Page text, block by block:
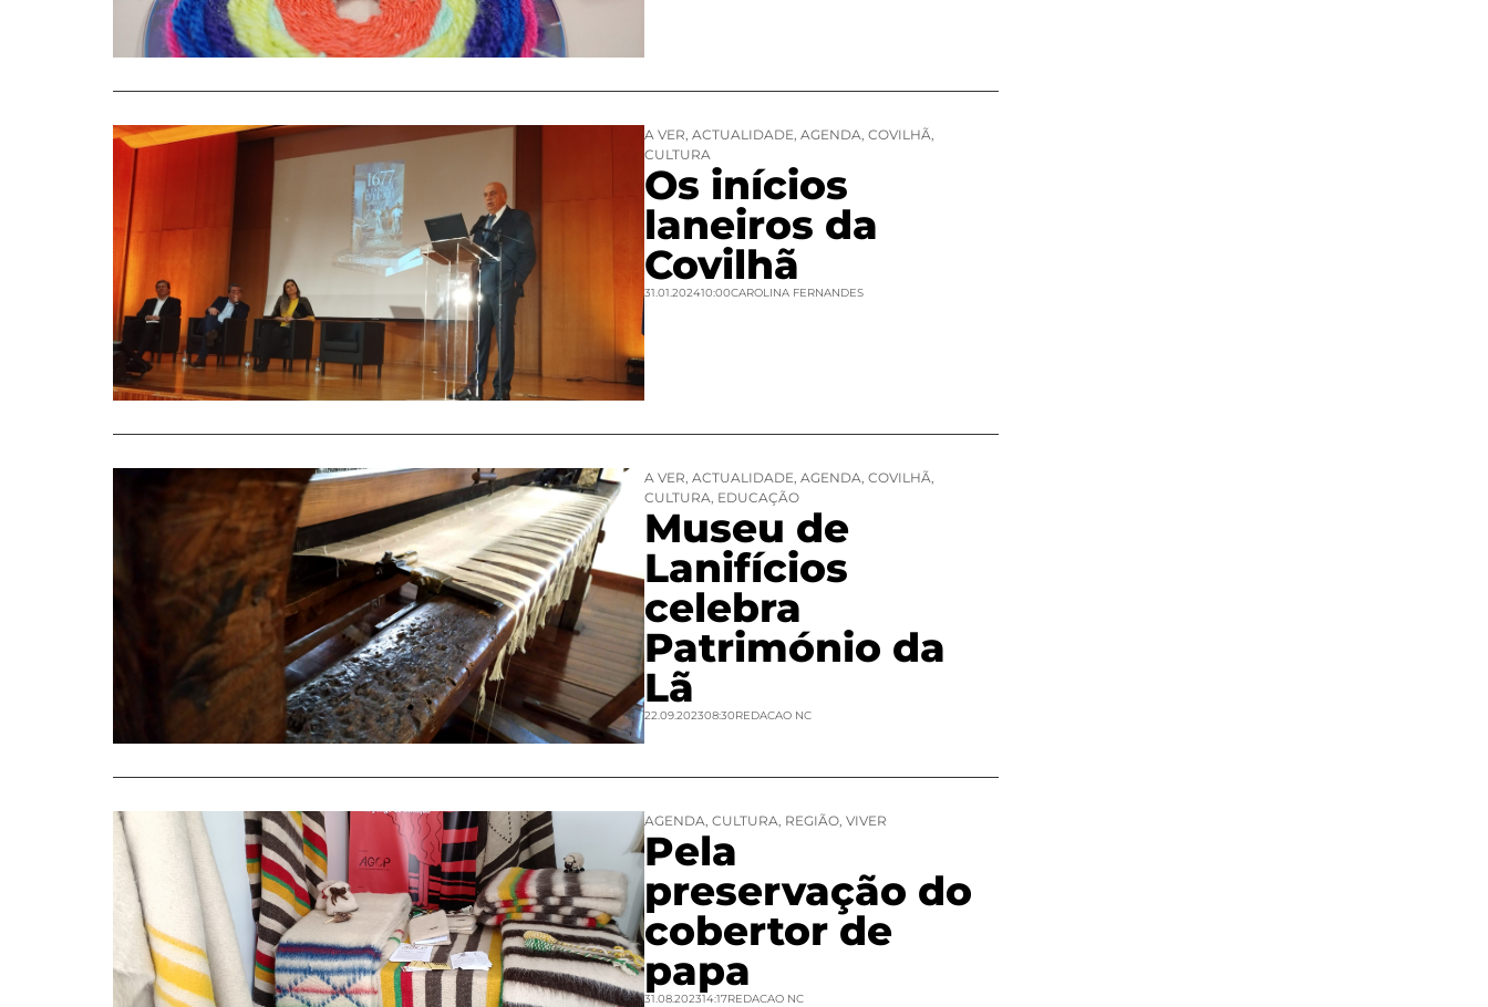
A VER, ACTUALIDADE, AGENDA, COVILHÃ,
CULTURA
Os inícios
laneiros da
Covilhã
31.01.202410:00CAROLINA FERNANDES
A VER, ACTUALIDADE, AGENDA, COVILHÃ,
CULTURA, EDUCAÇÃO
Museu de
Lanifícios
celebra
Património da
Lã
22.09.202308:30REDACAO NC
AGENDA, CULTURA, REGIÃO, VIVER
Pela
preservação do
cobertor de
papa
31.08.202314:17REDACAO NC